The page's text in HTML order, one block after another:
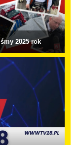
2025 rok